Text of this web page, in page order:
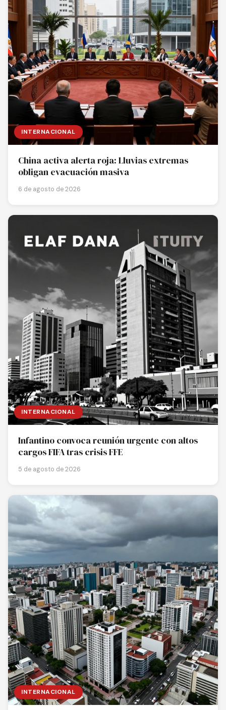
INTERNACIONAL
China activa alerta roja: Lluvias extremas
obligan evacuación masiva
6 de agosto de 2026
INTERNACIONAL
Infantino convoca reunión urgente con altos
cargos FIFA tras crisis FFE
5 de agosto de 2026
INTERNACIONAL